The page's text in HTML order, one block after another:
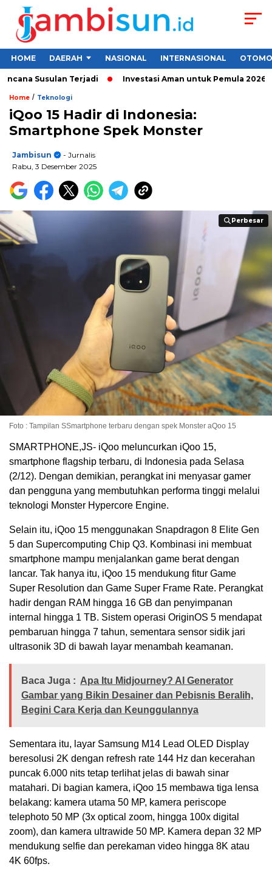
HOME DAERAH NASIONAL INTERNASIONAL
Susulan Terjadi Investasi Aman untuk Pemula 2026:
Home / Teknologi
iQoo 15 Hadir di Indonesia:
Smartphone Spek Monster
Jambisun
- Jurnalis
Rabu, 3 Desember 2025
Perbesar
Perbesar
Foto : Tampilan SSmartphone terbaru dengan spek Monster aQoo 15
SMARTPHONE,JS- iQoo meluncurkan iQoo 15,
smartphone flagship terbaru, di Indonesia pada Selasa
(2/12). Dengan demikian, perangkat ini menyasar gamer
dan pengguna yang membutuhkan performa tinggi melalui
teknologi Monster Hypercore Engine.
Selain itu, iQoo 15 menggunakan Snapdragon 8 Elite Gen
5 dan Supercomputing Chip Q3. Kombinasi ini membuat
smartphone mampu menjalankan game berat dengan
lancar. Tak hanya itu, iQoo 15 mendukung fitur Game
Super Resolution dan Game Super Frame Rate. Perangkat
hadir dengan RAM hingga 16 GB dan penyimpanan
internal hingga 1 TB. Sistem operasi OriginOS 5 mendapat
pembaruan hingga 7 tahun, sementara sensor sidik jari
ultrasonik 3D di bawah layar menambah keamanan.
Baca Juga : Apa Itu Midjourney? AI Generator
Gambar yang Bikin Desainer dan Pebisnis Beralih,
Begini Cara Kerja dan Keunggulannya
Sementara itu, layar Samsung M14 Lead OLED Display
beresolusi 2K dengan refresh rate 144 Hz dan kecerahan
puncak 6.000 nits tetap terlihat jelas di bawah sinar
matahari. Di bagian kamera, iQoo 15 membawa tiga lensa
belakang: kamera utama 50 MP, kamera periscope
telephoto 50 MP (3x optical zoom, hingga 100x digital
zoom), dan kamera ultrawide 50 MP. Kamera depan 32 MP
mendukung selfie dan perekaman video hingga 8K atau
4K 60fps.